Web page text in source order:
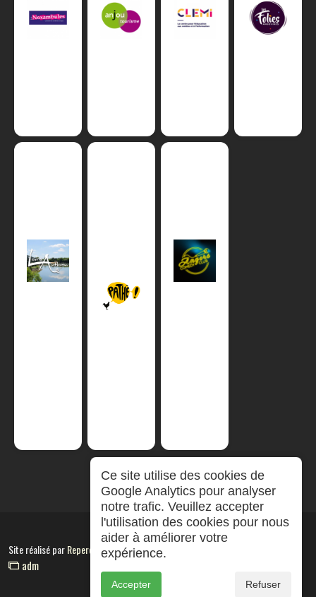
Site réalisé parRepereCom
adm
Ce site utilise des cookies de
Google Analytics pour analyser
notre trafic. Veuillez accepter
l'utilisation des cookies pour nous
aider à améliorer votre
expérience.
Accepter Refuser